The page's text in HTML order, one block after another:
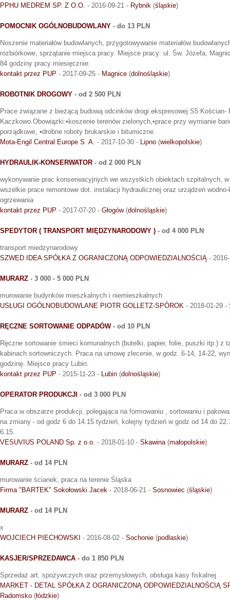
PPHU MEDREM SP. Z O.O. - 2016-09-21 - Rybnik (śląskie)
POMOCNIK OGÓLNOBUDOWLANY - do 13 PLN
Noszenie materiałów budowlanych, przygotowywanie materiałów
rozbiórkowe, sprzątanie miejsca pracy. Miejsce pracy: ul. Św. Józefa,
84 godziny pracy miesięcznie.
kontakt przez PUP - 2017-09-25 - Magnice (dolnośląskie)
ROBOTNIK DROGOWY - od 2 500 PLN
Prace związane z bieżącą budową odcinków drogi ekspresowej S5 Kościan-
Kaczkowo.Obowiązki:•koszenie terenów zielonych,•prace przy wymianie
porządkowe, •drobne roboty brukarskie i bitumiczne.
Mota-Engil Central Europe S. A. - 2017-10-30 - Lipno (wielkopolskie)
HYDRAULIK-KONSERWATOR - od 2 000 PLN
wykonywanie prac konserwacyjnych we wszystkich obiektach szpitalnych,
wszelkie prace remontowe dot. instalacji hydraulicznej oraz urządzeń
ogrzewania
kontakt przez PUP - 2017-07-20 - Głogów(dolnośląskie)
SPEDYTOR ( TRANSPORT MIĘDZYNARODOWY ) - od 4 000 PLN
transport miedzynarodowy
SZWED IDEA SPÓŁKA Z OGRANICZONĄ ODPOWIEDZIALNOŚCIĄ -
MURARZ - 3 000 - 5 000 PLN
murowanie budynków mieszkalnych i niemieszkalnych
USŁUGI OGÓLNOBUDOWLANE PIOTR GOLLETZ-SPÓROK - 2018-01-29 -
RĘCZNE SORTOWANIE ODPADÓW- od 10 PLN
Ręczne sortowanie śmieci komunalnych (butelki, papier, folie, puszki itp.) z
kabinach sortowniczych. Praca na umowę zlecenie, w godz. 6-14, 14-22,
godzinę. Miejsce pracy Lubin.
kontakt przez PUP - 2015-11-23 - Lubin (dolnośląskie)
OPERATOR PRODUKCJI - od 3 000 PLN
Praca w obszarze produkcji, polegająca na formowaniu , sortowaniu i
na zmiany - od godz 6 do 14.15 tydzień, kolejny tydzień w godz od 14 do
6.15.
VESUVIUS POLAND Sp. z o.o. - 2018-01-10 - Skawina (małopolskie)
MURARZ - od 14 PLN
murowanie ścianek, praca na terenie Śląska
Firma "BARTEK" Sokołowski Jacek - 2018-06-21 - Sosnowiec (śląskie)
MURARZ - od 14 PLN
x
WOJCIECH PIECHOWSKI - 2016-08-02 - Sochonie (podlaskie)
KASJER/SPRZEDAWCA - do 1 850 PLN
Sprzedaż art. spożywczych oraz przemysłowych, obsługa kasy fiskalnej
MARKET - DETAL SPÓŁKA Z OGRANICZONĄ ODPOWIEDZIALNOŚCIĄ
Radomsko (łódzkie)